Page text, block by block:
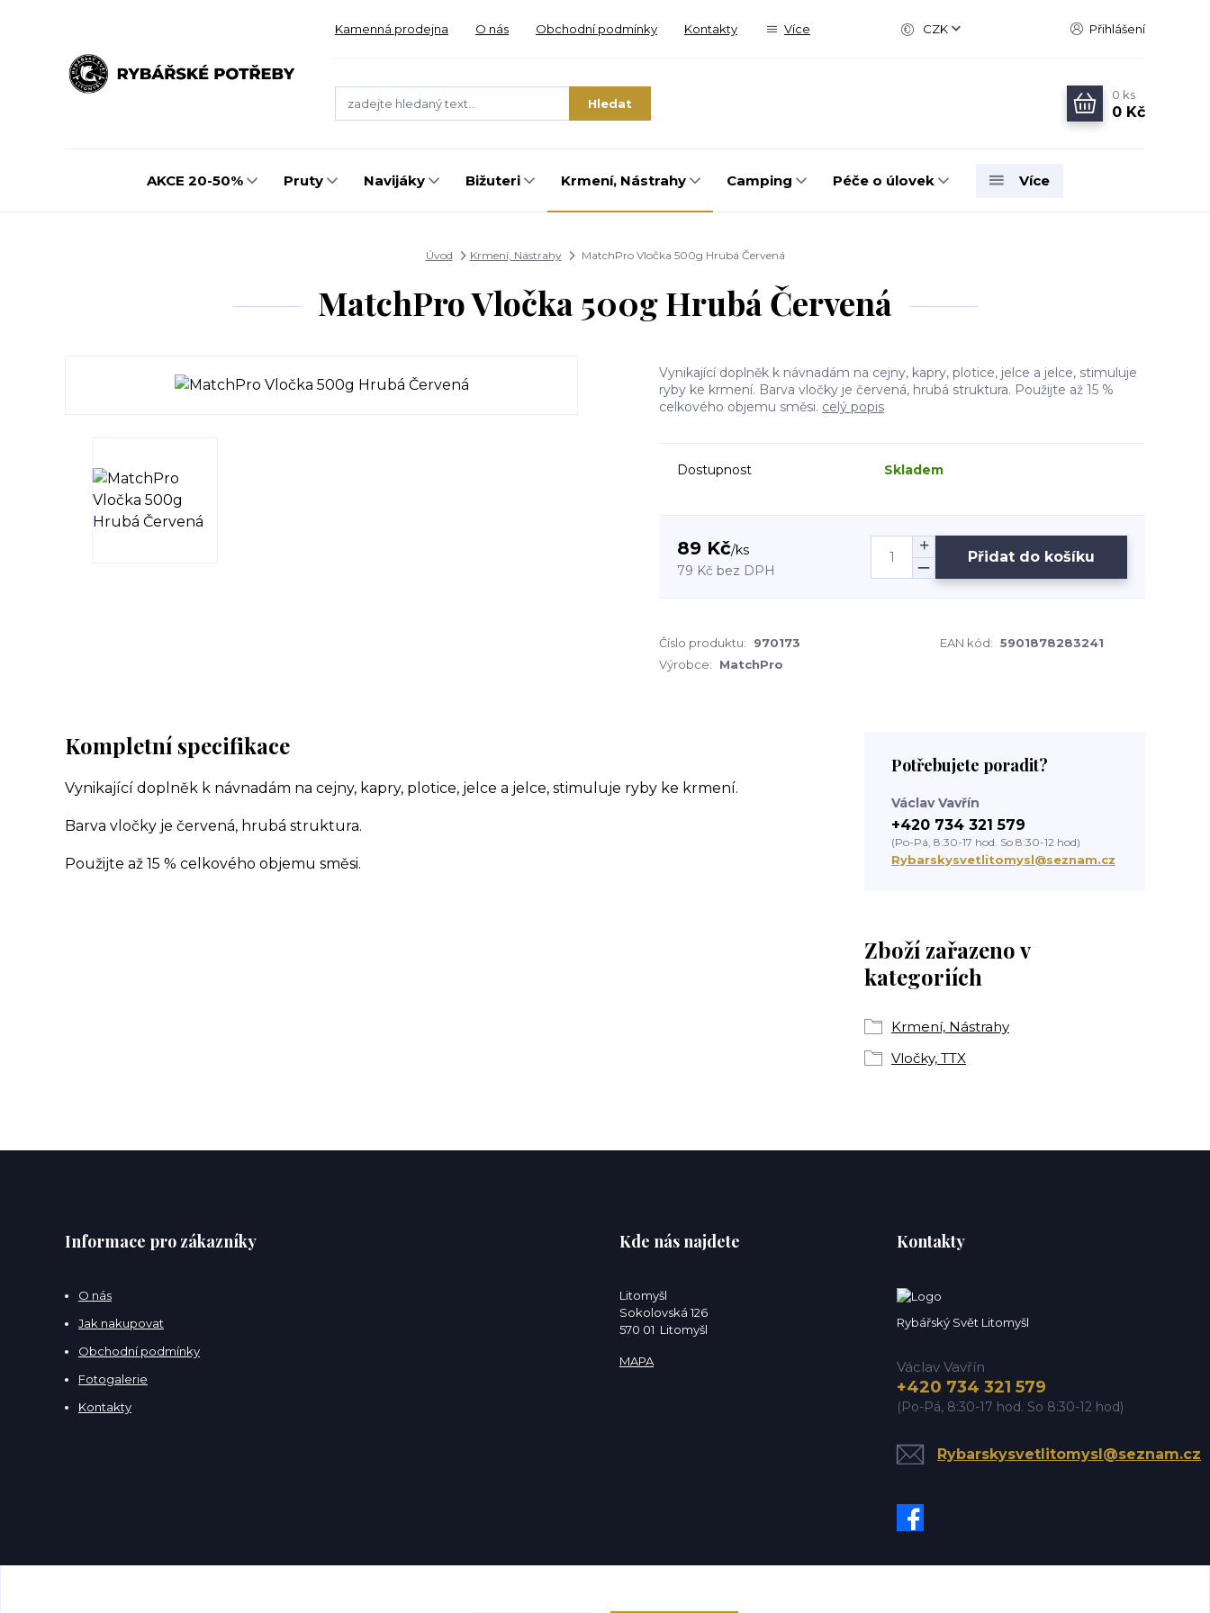
Kamenná prodejna O nás Obchodní podmínky Kontakty Více CZK Přihlášení
Hledat
0 ks
0 Kč
AKCE 20-50% Pruty Navijáky Bižuteri Krmení, Nástrahy Camping Péče o úlovek Více
Úvod Krmení, Nástrahy MatchPro Vločka 500g Hrubá Červená
MatchPro Vločka 500g Hrubá Červená
Vynikající doplněk k návnadám na cejny, kapry, plotice, jelce a jelce, stimuluje
ryby ke krmení. Barva vločky je červená, hrubá struktura. Použijte až 15 %
celkového objemu směsi. celý popis
Dostupnost Skladem
89 Kč/ks
79 Kč bez DPH
Přidat do košíku
Číslo produktu: 970173 EAN kód: 5901878283241
Výrobce:
MatchPro
Kompletní specifikace
Vynikající doplněk k návnadám na cejny, kapry, plotice, jelce a jelce, stimuluje ryby ke krmení.
Barva vločky je červená, hrubá struktura.
Použijte až 15 % celkového objemu směsi.
Zboží zařazeno v
kategoriích
Krmení, Nástrahy
Vločky, TTX
Potřebujete poradit?
Václav Vavřín
+420 734 321 579
(Po-Pá, 8:30-17 hod. So 8:30-12 hod)
Rybarskysvetlitomysl@seznam.cz
Informace pro zákazníky
O nás
Jak nakupovat
Obchodní podmínky
Fotogalerie
Kontakty
Kde nás najdete
Litomyšl
Sokolovská 126
570 01 Litomyšl
MAPA
Kontakty
Rybářský Svět Litomyšl
Václav Vavřín
+420 734 321 579
(Po-Pá, 8:30-17 hod. So 8:30-12 hod)
Rybarskysvetlitomysl@seznam.cz